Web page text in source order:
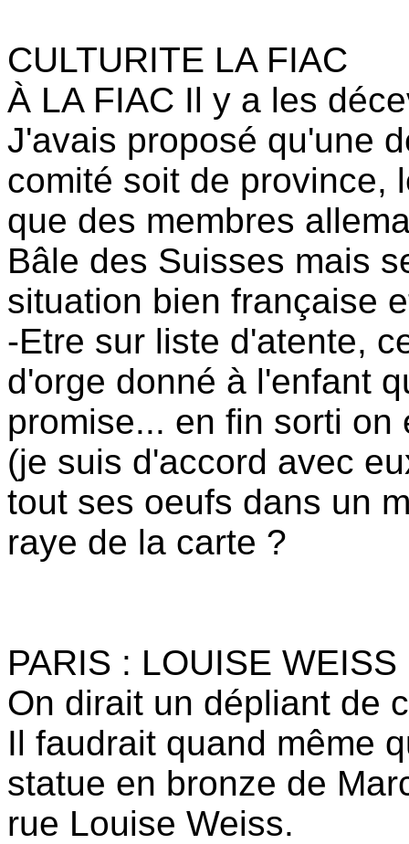
CULTURITE LA FIAC
À LA FIAC Il y a les
J'avais proposé qu'une
comité soit de province,
que des membres
Bâle des Suisses mais
situation bien française
-Etre sur liste d'atente,
d'orge donné à l'enfant
promise... en fin sorti on
(je suis d'accord avec
tout ses oeufs dans un
raye de la carte ?
PARIS : LOUISE WEISS
On dirait un dépliant de
Il faudrait quand même
statue en bronze de
rue Louise Weiss.